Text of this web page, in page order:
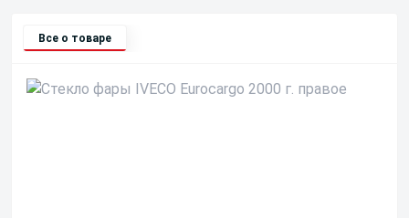
Все о товаре